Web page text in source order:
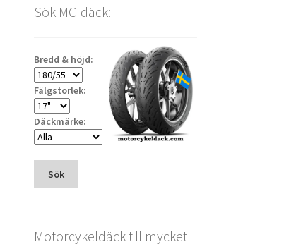
Sök MC-däck:
Bredd & höjd:
Fälgstorlek:
Däckmärke:
Sök
Motorcykeldäck till mycket